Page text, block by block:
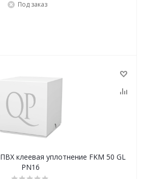
Под заказ
клеевая уплотнение FKM 50 GL
PN16